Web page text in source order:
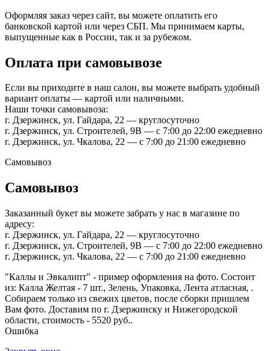
Оформляя заказ через сайт, вы можете оплатить его
банковской картой или через СБП. Мы принимаем карты,
выпущенные как в России, так и за рубежом.
Оплата при самовывозе
Если вы приходите в наш салон, вы можете выбрать удобный
вариант оплаты — картой или наличными.
Наши точки самовывоза:
г. Дзержинск, ул. Гайдара, 22 — круглосуточно
г. Дзержинск, ул. Строителей, 9В — с 7:00 до 22:00 ежедневно
г. Дзержинск, ул. Чкалова, 22 — с 7:00 до 21:00 ежедневно
Самовывоз
Самовывоз
Заказанный букет вы можете забрать у нас в магазине по
адресу:
г. Дзержинск, ул. Гайдара, 22 — круглосуточно
г. Дзержинск, ул. Строителей, 9В — с 7:00 до 22:00 ежедневно
г. Дзержинск, ул. Чкалова, 22 — с 7:00 до 21:00 ежедневно
"Каллы и Эвкалипт" - пример оформления на фото. Состоит
из: Калла Желтая - 7 шт., Зелень, Упаковка, Лента атласная, .
Собираем только из свежих цветов, после сборки пришлем
Вам фото. Доставим по г. Дзержинску и Нижегородской
области, стоимость - 5520 руб..
Ошибка